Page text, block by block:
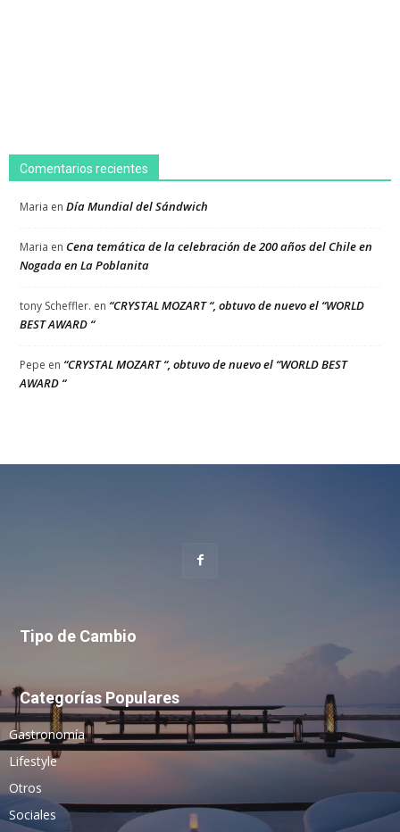
Comentarios recientes
Maria en Día Mundial del Sándwich
Maria en Cena temática de la celebración de 200 años del Chile en
Nogada en La Poblanita
tony Scheffler. en “CRYSTAL MOZART “, obtuvo de nuevo el “WORLD
BEST AWARD “
Pepe en “CRYSTAL MOZART “, obtuvo de nuevo el “WORLD BEST
AWARD “
Tipo de Cambio
Categorías Populares
Gastronomía
Lifestyle
Otros
Sociales